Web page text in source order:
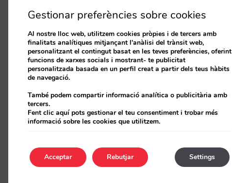
Gestionar preferències sobre cookies
Al nostre lloc web, utilitzem cookies pròpies i de tercers amb
finalitats analítiques mitjançant l'anàlisi del trànsit web,
personalitzant el contingut basat en les teves preferències, oferint
funcions de xarxes socials i mostrant- te publicitat
personalitzada basada en un perfil creat a partir dels teus hàbits
de navegació.
També podem compartir informació analítica o publicitària amb
tercers.
Fent clic aquí pots gestionar el teu consentiment i trobar més
informació sobre les cookies que utilitzem.
Acceptar Settings
Rebutjar